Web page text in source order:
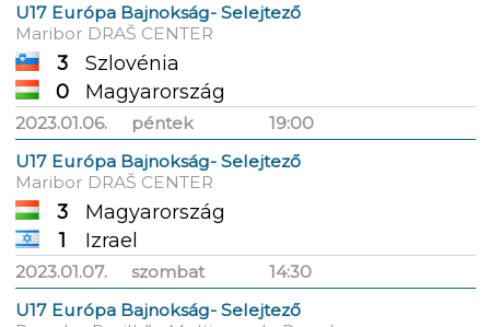
U17 Európa Bajnokság- Selejtező
Maribor DRAŠ CENTER
3
Szlovénia
0
Magyarország
2023.01.06. péntek
19:00
U17 Európa Bajnokság- Selejtező
Maribor DRAŠ CENTER
3
Magyarország
1
Izrael
2023.01.07. szombat
14:30
U17 Európa Bajnokság- Selejtező